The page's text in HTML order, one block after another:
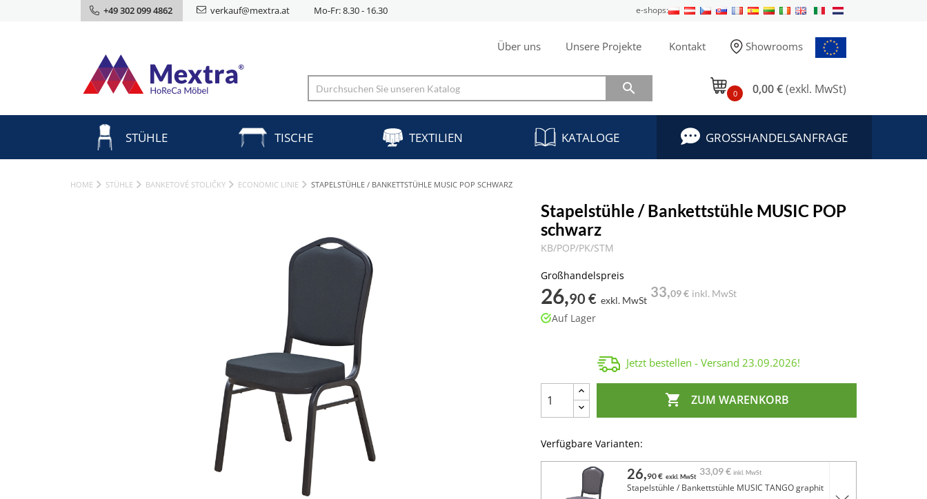
+49 302 099 4862 verkauf@mextra.at Mo-Fr: 8.30 - 16.30 e-shops:
Über uns Unsere Projekte Kontakt Showrooms
 0 0,00 €(exkl. MwSt)
STÜHLE TISCHE TEXTILIEN KATALOGE GROSSHANDELSANFRAGE
HOME STÜHLE BANKETOVÉ STOLIČKY ECONOMIC LINIE STAPELSTÜHLE / BANKETTSTÜHLE MUSIC POP SCHWARZ
Stapelstühle / Bankettstühle MUSIC POP
schwarz
KB/POP/PK/STM
Großhandelspreis
26,90 € exkl. MwSt
33,09 € inkl. MwSt
Auf Lager
Jetzt bestellen - Versand23.09.2026!
 ZUM WARENKORB
Verfügbare Varianten:
26,90 € exkl. MwSt 33,09 € inkl. MwSt
Stapelstühle / Bankettstühle MUSIC TANGO graphit